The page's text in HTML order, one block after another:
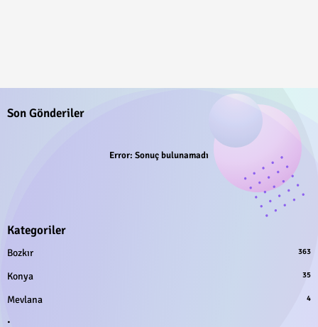
Son Gönderiler
Error: Sonuç bulunamadı
Kategoriler
Bozkır 363
Konya 35
Mevlana 4
.